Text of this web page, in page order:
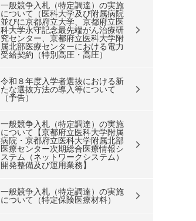
一般競争入札（特定調達）の実施
について（医科大学及び附属病院
並びに京都府立大学、京都府立医
科大学永守記念最先端がん治療研
究センター、京都府立医科大学附
属北部医療センターにおける電力
受給契約（特別高圧・高圧）
令和８年度入学者選抜における新
たな選抜方法の導入等について
（予告）
一般競争入札（特定調達）の実施
について【京都府立医科大学附属
病院・京都府立医科大学附属北部
医療センター次期総合医療情報シ
ステム（ネットワークシステム）
開発整備及び運用業務】
一般競争入札（特定調達）の実施
について（特定保険医療材料）